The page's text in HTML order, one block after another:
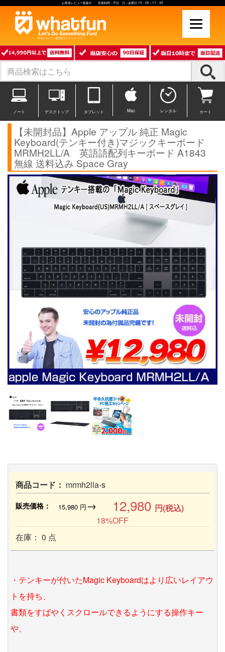
お客様レビュー募集中 営業時間：平日 月～金曜日 10：00～17：30
中古パソコン販売のワットファン
ノート デスクトップ タブレット Mac レンタル カート
【未開封品】Apple アップル 純正 Magic
Keyboard(テンキー付き)マジックキーボード
MRMH2LL/A 英語語配列キーボード A1843
無線 送料込み Space Gray
商品コード： mrmh2lla-s
販売価格： 15,980円→ 12,980 円(税込)
18%OFF
在庫： 0 点
・テンキーが付いたMagic Keyboardはより広いレイアウ
トを持ち、
書類をすばやくスクロールできるようにする操作キー
や、